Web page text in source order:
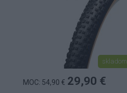
skladom
MOC: 54,90 € 29,90 €